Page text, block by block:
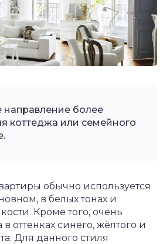
более
коттеджа или семейного
обычно используется
в белых тонах и
Кроме того, очень
оттенках синего, жёлтого и
Для данного стиля